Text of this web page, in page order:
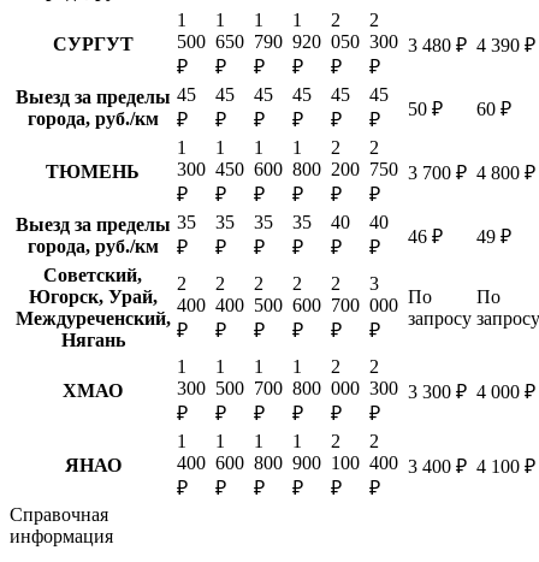
СУРГУТ
1
500
₽
1
650
₽
1
790
₽
1
920
₽
2
050
₽
2
300
₽
3 480 ₽ 4 390 ₽
Выезд за пределы
города, руб./км
45
₽
45
₽
45
₽
45
₽
45
₽
45
₽
50 ₽ 60 ₽
ТЮМЕНЬ
1
300
₽
1
450
₽
1
600
₽
1
800
₽
2
200
₽
2
750
₽
3 700 ₽ 4 800 ₽
Выезд за пределы
города, руб./км
35
₽
35
₽
35
₽
35
₽
40
₽
40
₽
46 ₽
49 ₽
Советский,
Югорск, Урай,
Междуреченский,
Нягань
2
400
₽
2
400
₽
2
500
₽
2
600
₽
2
700
₽
3
000
₽
По
запросу
По
запросу
ХМАО
1
300
₽
1
500
₽
1
700
₽
1
800
₽
2
000
₽
2
300
₽
3 300 ₽ 4 000 ₽
ЯНАО
1
400
₽
1
600
₽
1
800
₽
1
900
₽
2
100
₽
2
400
₽
3 400 ₽ 4 100 ₽
Справочная
информация